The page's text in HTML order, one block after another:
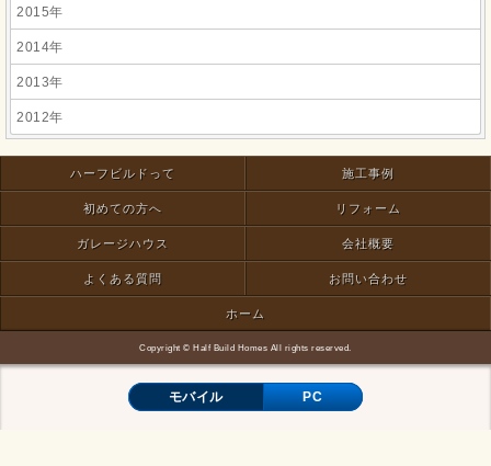
2015年
2014年
2013年
2012年
ハーフビルドって 施工事例
初めての方へ リフォーム
ガレージハウス 会社概要
よくある質問 お問い合わせ
ホーム
Copyright © Half Build Homes All rights reserved.
モバイル PC